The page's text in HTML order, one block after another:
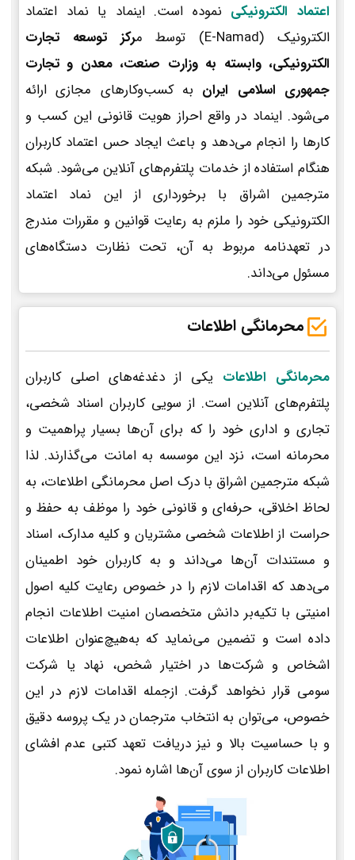
اعتماد الکترونیکی نموده است. اینماد یا نماد اعتماد
الکترونیک (E-Namad) توسط م
رکز توسعه تجارت
الکترونیکی، وابسته به وزارت صنعت، معدن و تجارت
جمهوری اسلامی ایران به کسب‌وکارهای مجازی ارائه
می‌شود. اینماد در واقع احراز هویت قانونی این کسب و
کارها را انجام می‌دهد و باعث ایجاد حس اعتماد کاربران
هنگام استفاده از خدمات پلتفرم‌های آنلاین می‌شود. شبکه
مترجمین اشراق با برخورداری از این نماد اعتماد
الکترونیکی خود را ملزم به رعایت قوانین و مقررات مندرج
در تعهدنامه مربوط به آن، تحت نظارت دستگاه‌های
مسئول می‌داند.
محرمانگی اطلاعات
محرمانگی اطلاعات یکی از دغدغه‌های اصلی کاربران
پلتفرم‌های آنلاین است. از سویی کاربران اسناد شخصی،
تجاری و اداری خود را که برای آن‌ها بسیار پراهمیت و
محرمانه است، نزد این موسسه به امانت می‌گذارند. لذا
شبکه مترجمین اشراق با درک اصل محرمانگی اطلاعات، به
لحاظ اخلاقی، حرفه‌ای و قانونی خود را موظف به حفظ و
حراست از اطلاعات شخصی مشتریان و کلیه مدارک، اسناد
و مستندات آن‌ها می‌داند و به کاربران خود اطمینان
می‌دهد که اقدامات لازم را در خصوص رعایت کلیه اصول
امنیتی با تکیه‌بر دانش متخصصان امنیت اطلاعات انجام
داده است و تضمین می‌نماید که به‌هیچ‌عنوان اطلاعات
اشخاص و شرکت‌ها در اختیار شخص، نهاد یا شرکت
سومی قرار نخواهد گرفت. ازجمله اقدامات لازم در این
خصوص، می‌توان به انتخاب مترجمان در یک پروسه دقیق
و با حساسیت بالا و نیز دریافت تعهد کتبی عدم افشای
اطلاعات کاربران از سوی آن‌ها اشاره نمود.